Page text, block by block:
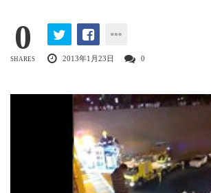
0
SHARES 2013年1月23日 0